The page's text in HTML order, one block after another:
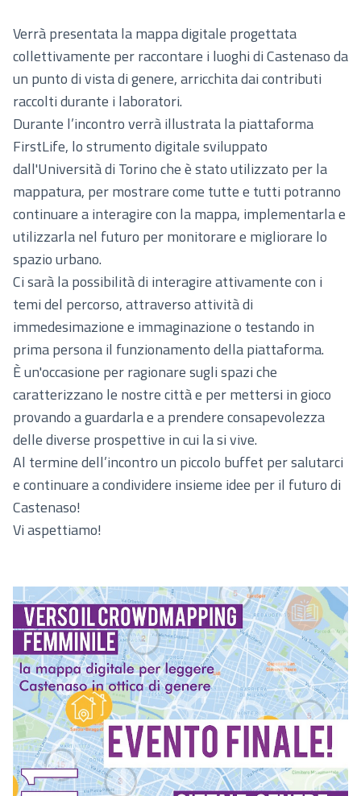
Verrà presentata la mappa digitale progettata
collettivamente per raccontare i luoghi di Castenaso da
un punto di vista di genere, arricchita dai contributi
raccolti durante i laboratori.
Durante l’incontro verrà illustrata la piattaforma
FirstLife, lo strumento digitale sviluppato
dall'Università di Torino che è stato utilizzato per la
mappatura, per mostrare come tutte e tutti potranno
continuare a interagire con la mappa, implementarla e
utilizzarla nel futuro per monitorare e migliorare lo
spazio urbano.
Ci sarà la possibilità di interagire attivamente con i
temi del percorso, attraverso attività di
immedesimazione e immaginazione o testando in
prima persona il funzionamento della piattaforma.
È un'occasione per ragionare sugli spazi che
caratterizzano le nostre città e per mettersi in gioco
provando a guardarla e a prendere consapevolezza
delle diverse prospettive in cui la si vive.
Al termine dell’incontro un piccolo buffet per salutarci
e continuare a condividere insieme idee per il futuro di
Castenaso!
Vi aspettiamo!